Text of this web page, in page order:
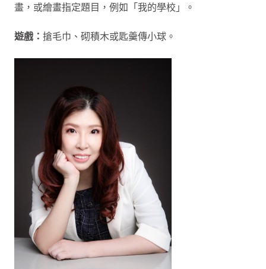
畫，或繪畫指定題目，例如「我的學校」。
遊戲： 搶毛巾、砌積木或匙羹傳小球。